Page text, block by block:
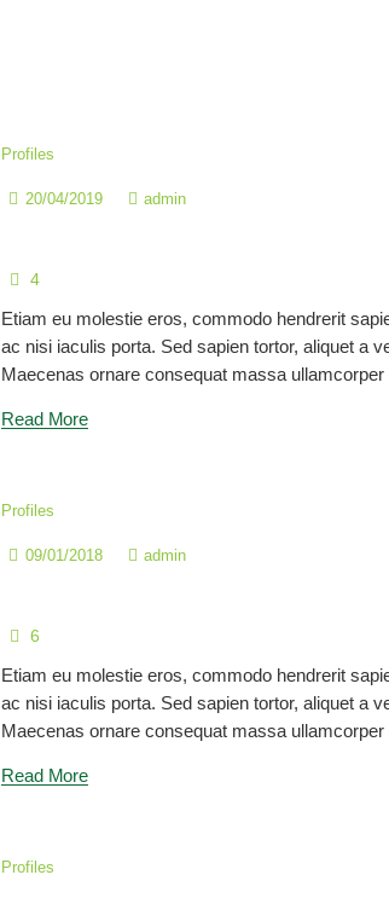
Profiles
20/04/2019 admin
4
Etiam eu molestie eros, commodo hendrerit
ac nisi iaculis porta. Sed sapien tortor, aliquet a
Maecenas ornare consequat massa ullamcorper
Read More
Profiles
09/01/2018 admin
6
Etiam eu molestie eros, commodo hendrerit
ac nisi iaculis porta. Sed sapien tortor, aliquet a
Maecenas ornare consequat massa ullamcorper
Read More
Profiles